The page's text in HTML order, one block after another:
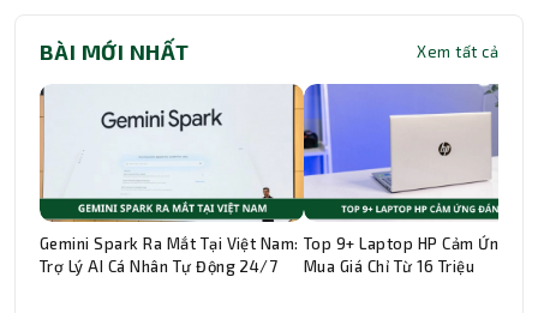
BÀI MỚI NHẤT Xem tất cả
Gemini Spark Ra Mắt Tại Việt Nam:
Trợ Lý AI Cá Nhân Tự Động 24/7
Top 9+ Laptop HP Cảm Ứng
Mua Giá Chỉ Từ 16 Triệu